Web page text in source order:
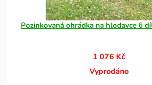
Pozinkovaná ohrádka na hlodavce 6
1 076 Kč
Vyprodáno